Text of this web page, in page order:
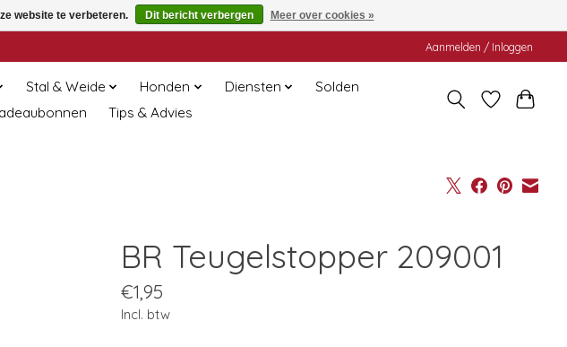
Aanmelden / Inloggen
Stal & Weide Honden Diensten
Solden
Tips & Advies
BR Teugelstopper 209001
€1,95
Incl. btw
website te verbeteren. Dit bericht verbergen Meer over cookies »